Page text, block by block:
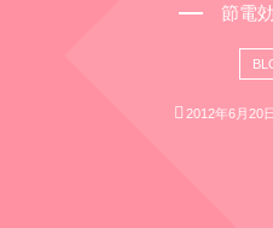
節電
2012年6月20日